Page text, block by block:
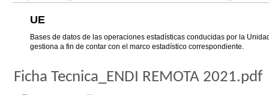
UE
Bases de datos de las operaciones estadísticas conducidas por la
gestiona a fin de contar con el marco estadístico correspondiente.
Ficha Tecnica_ENDI REMOTA 2021.pdf